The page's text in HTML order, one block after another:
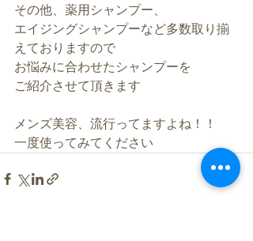
その他、薬用シャンプー、
エイジングシャンプーなど多数取り揃
えておりますので
お悩みに合わせたシャンプーを
ご紹介させて頂きます
メンズ美容、流行ってますよね！！
一度使ってみてください